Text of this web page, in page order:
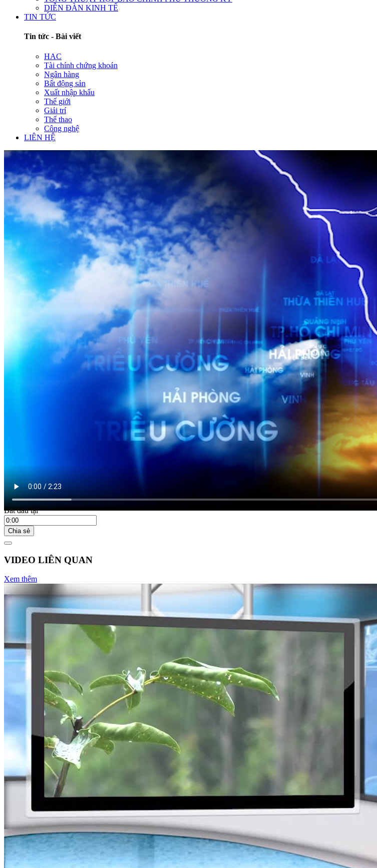
DIỄN ĐÀN KINH TẾ
TIN TỨC
Tin tức - Bài viết
HAC
Tài chính chứng khoán
Ngân hàng
Bất động sản
Xuất nhập khẩu
Thế giới
Giải trí
Thể thao
Công nghệ
LIÊN HỆ
DỰ BÁO THỜI TIẾT
Dự báo thời tiết đêm 30/3 ngày 31/3/2023
Bắt đầu tại
Chia sẻ
VIDEO LIÊN QUAN
Xem thêm